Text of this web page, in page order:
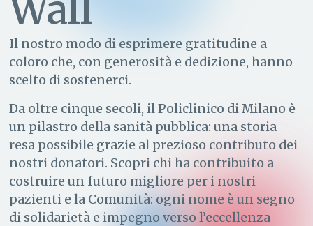
Wall
Il nostro modo di esprimere gratitudine a
coloro che, con generosità e dedizione, hanno
scelto di sostenerci.
Da oltre cinque secoli, il Policlinico di Milano è
un pilastro della sanità pubblica: una storia
resa possibile grazie al prezioso contributo dei
nostri donatori. Scopri chi ha contribuito a
costruire un futuro migliore per i nostri
pazienti e la Comunità: ogni nome è un segno
di solidarietà e impegno verso l’eccellenza